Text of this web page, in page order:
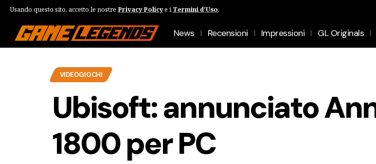
Usando questo sito, accetto le nostre Privacy Policye i Termini d'Uso.
News Recensioni Impressioni GL Originals
VIDEOGIOCHI
Ubisoft: annunciato
1800 per PC